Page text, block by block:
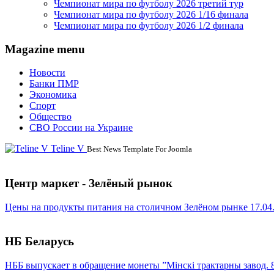
Чемпионат мира по футболу 2026 третий тур
Чемпионат мира по футболу 2026 1/16 финала
Чемпионат мира по футболу 2026 1/2 финала
Magazine menu
Новости
Банки ПМР
Экономика
Спорт
Общество
СВО России на Украине
Teline V Best News Template For Joomla
Центр маркет - Зелёный рынок
Цены на продукты питания на столичном Зелёном рынке
НБ Беларусь
НББ выпускает в обращение монеты ”Мінскі трактарны завод.